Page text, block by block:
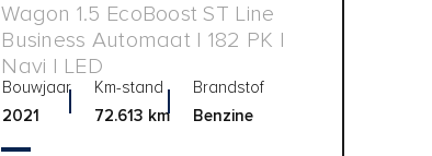
Wagon 1.5 EcoBoost ST Line
Business Automaat | 182 PK |
Navi | LED
Bouwjaar
2021
Km-stand
72.613 km
Brandstof
Benzine